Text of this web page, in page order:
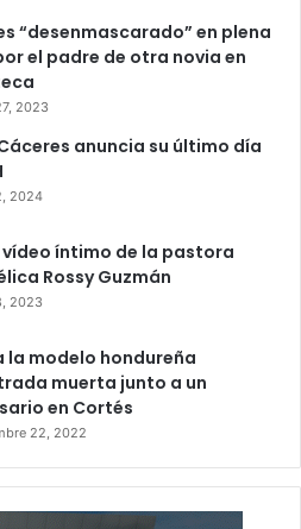
“desenmascarado” en plena
el padre de otra novia en
2023
anuncia su último día
2024
íntimo de la pastora
Rossy Guzmán
2023
la modelo hondureña
muerta junto a un
en Cortés
22, 2022